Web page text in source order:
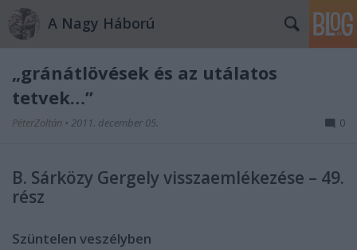
A Nagy Háború
„gránátlövések és az utálatos
tetvek…”
PéterZoltán • 2011. december 05. 0
B. Sárközy Gergely visszaemlékezése – 49.
rész
Szüntelen veszélyben